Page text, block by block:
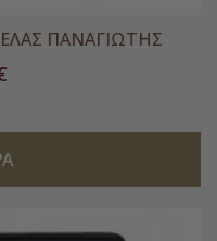
ΠΑΝΑΓΙΩΤΗΣ